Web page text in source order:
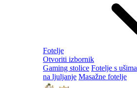
Fotelje
Otvoriti izbornik
Gaming stolice Fotelje s ušima
na ljuljanje Masažne fotelje